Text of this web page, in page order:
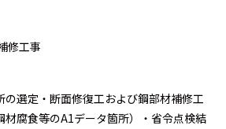
修工事
の選定・断面修復工および鋼部材補修工
材腐食等のA1データ箇所）・省令点検結